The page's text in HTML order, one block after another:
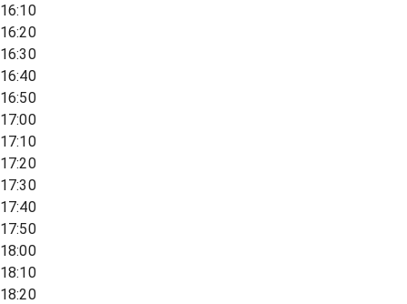
16:10
16:20
16:30
16:40
16:50
17:00
17:10
17:20
17:30
17:40
17:50
18:00
18:10
18:20